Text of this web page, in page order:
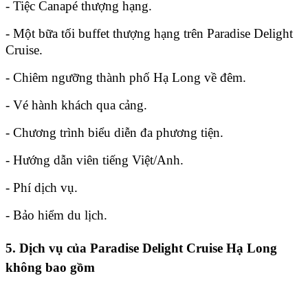
- Tiệc Canapé thượng hạng.
- Một bữa tối buffet thượng hạng trên Paradise Delight
Cruise.
- Chiêm ngưỡng thành phố Hạ Long về đêm.
- Vé hành khách qua cảng.
- Chương trình biểu diễn đa phương tiện.
- Hướng dẫn viên tiếng Việt/Anh.
- Phí dịch vụ.
- Bảo hiểm du lịch.
5. Dịch vụ của Paradise Delight Cruise Hạ Long
không bao gồm